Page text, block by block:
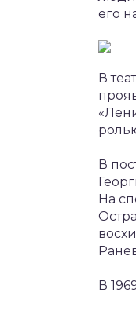
его
В
В
На
В